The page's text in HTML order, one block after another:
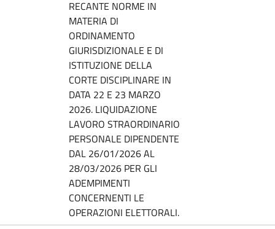
RECANTE NORME IN
MATERIA DI
ORDINAMENTO
GIURISDIZIONALE E DI
ISTITUZIONE DELLA
CORTE DISCIPLINARE IN
DATA 22 E 23 MARZO
2026. LIQUIDAZIONE
LAVORO STRAORDINARIO
PERSONALE DIPENDENTE
DAL 26/01/2026 AL
28/03/2026 PER GLI
ADEMPIMENTI
CONCERNENTI LE
OPERAZIONI ELETTORALI.